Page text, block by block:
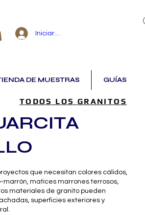
Iniciar sesión
DE MUESTRAS GUÍAS
TODOS LOS GRANITOS
que necesitan colores cálidos,
marrón, matices marrones terrosos,
materiales de granito pueden
superficies exteriores y